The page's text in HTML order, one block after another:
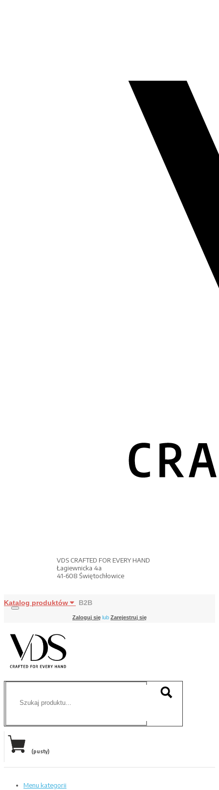
VDS CRAFTED FOR EVERY HAND
Łagiewnicka 4a
41-608 Świętochłowice
Katalog produktów B2B
Zaloguj się lub Zarejestruj się
(pusty)
Menu kategorii